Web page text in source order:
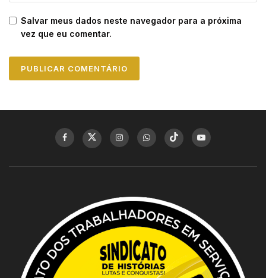
Salvar meus dados neste navegador para a próxima
vez que eu comentar.